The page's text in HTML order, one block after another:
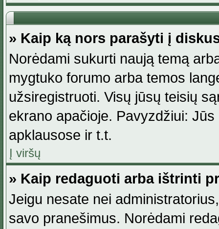
» Kaip ką nors parašyti į
Norėdami sukurti naują temą
mygtuko forumo arba temos
užsiregistruoti. Visų jūsų teisių
ekrano apačioje. Pavyzdžiui:
apklausose ir t.t.
Į viršų
» Kaip redaguoti arba ištrinti
Jeigu nesate nei
savo pranešimus. Norėdami